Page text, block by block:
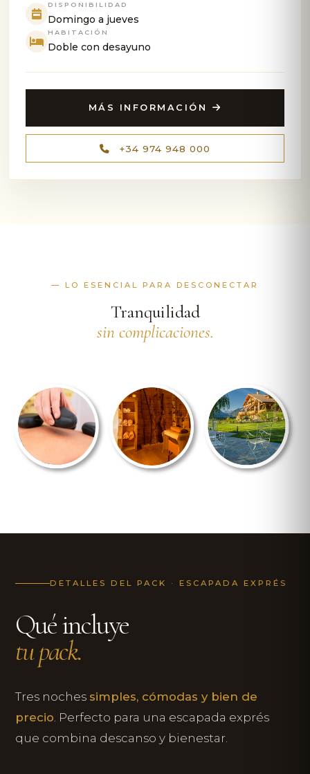
DISPONIBILIDAD
Domingo a jueves
HABITACIÓN
Doble con desayuno
MÁS INFORMACIÓN
+34 974 948 000
— LO ESENCIAL PARA DESCONECTAR
Tranquilidad
sin complicaciones.
DETALLES DEL PACK · ESCAPADA EXPRÉS
Qué incluye
tu pack.
Tres noches simples, cómodas y bien de
precio. Perfecto para una escapada exprés
que combina descanso y bienestar.